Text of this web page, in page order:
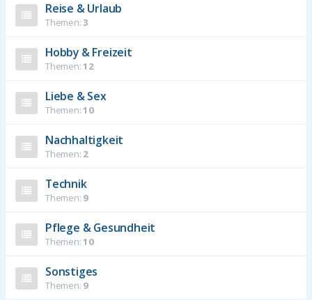
Reise & Urlaub
Themen:3
Hobby & Freizeit
Themen:12
Liebe & Sex
Themen:10
Nachhaltigkeit
Themen: 2
Technik
Themen: 9
Pflege & Gesundheit
Themen:10
Sonstiges
Themen: 9